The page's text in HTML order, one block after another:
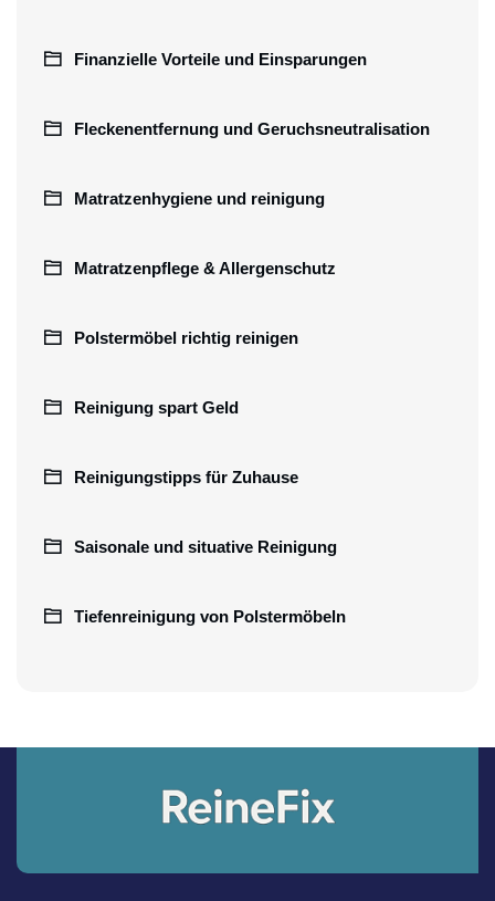
Finanzielle Vorteile und Einsparungen
Fleckenentfernung und Geruchsneutralisation
Matratzenhygiene und reinigung
Matratzenpflege & Allergenschutz
Polstermöbel richtig reinigen
Reinigung spart Geld
Reinigungstipps für Zuhause
Saisonale und situative Reinigung
Tiefenreinigung von Polstermöbeln